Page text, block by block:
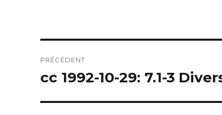
de
PRÉCÉDENT
Article
cc 1992-10-29: 7.1-3